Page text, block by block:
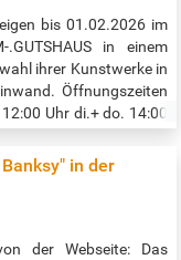
bis 01.02.2026 im
.GUTSHAUS in einem
ihrer Kunstwerke in
Öffnungszeiten
Uhr di.+ do. 14:00
in der
der Webseite: Das